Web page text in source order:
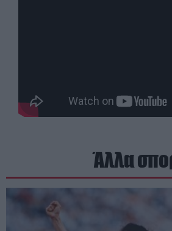
Άλλα